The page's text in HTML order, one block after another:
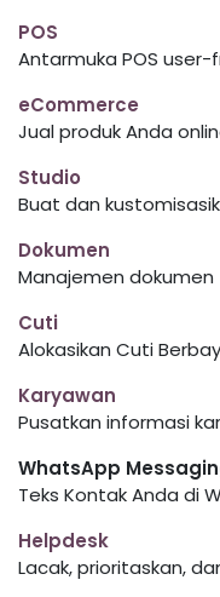
POS
Antarmuka POS
eCommerce
Jual produk Anda
Studio
Buat dan
Dokumen
Manajemen dokumen
Cuti
Alokasikan Cuti
Karyawan
Pusatkan informasi
WhatsApp
Teks Kontak Anda di
Helpdesk
Lacak, prioritaskan,